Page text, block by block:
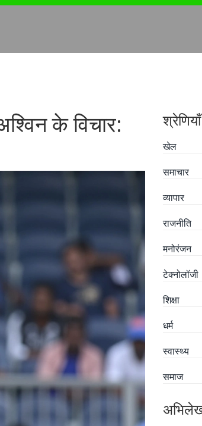
के विचार: श्रेणियाँ
खेल
समाचार
व्यापार
राजनीति
मनोरंजन
टेक्नोलॉजी
शिक्षा
धर्म
स्वास्थ्य
समाज